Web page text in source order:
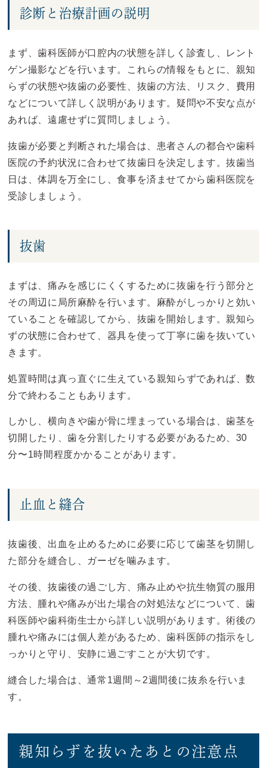
診断と治療計画の説明
まず、歯科医師が口腔内の状態を詳しく診査し、レント
ゲン撮影などを行います。これらの情報をもとに、親知
らずの状態や抜歯の必要性、抜歯の方法、リスク、費用
などについて詳しく説明があります。疑問や不安な点が
あれば、遠慮せずに質問しましょう。
抜歯が必要と判断された場合は、患者さんの都合や歯科
医院の予約状況に合わせて抜歯日を決定します。抜歯当
日は、体調を万全にし、食事を済ませてから歯科医院を
受診しましょう。
抜歯
まずは、痛みを感じにくくするために抜歯を行う部分と
その周辺に局所麻酔を行います。麻酔がしっかりと効い
ていることを確認してから、抜歯を開始します。親知ら
ずの状態に合わせて、器具を使って丁寧に歯を抜いてい
きます。
処置時間は真っ直ぐに生えている親知らずであれば、数
分で終わることもあります。
しかし、横向きや歯が骨に埋まっている場合は、歯茎を
切開したり、歯を分割したりする必要があるため、30
分〜1時間程度かかることがあります。
止血と縫合
抜歯後、出血を止めるために必要に応じて歯茎を切開し
た部分を縫合し、ガーゼを噛みます。
その後、抜歯後の過ごし方、痛み止めや抗生物質の服用
方法、腫れや痛みが出た場合の対処法などについて、歯
科医師や歯科衛生士から詳しい説明があります。術後の
腫れや痛みには個人差があるため、歯科医師の指示をし
っかりと守り、安静に過ごすことが大切です。
縫合した場合は、通常1週間～2週間後に抜糸を行いま
す。
親知らずを抜いたあとの注意点